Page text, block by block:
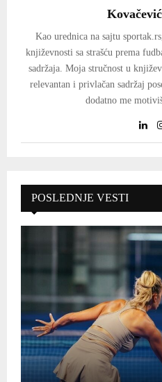
Kao urednica na sajtu
književnosti sa strašću prema
sadržaja. Moja stručnost u
relevantan i privlačan sadržaj
dodatno me
POSLEDNJE VESTI